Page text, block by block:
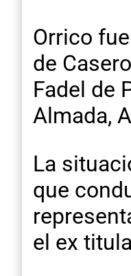
Orrico
de
Fadel de
Almada,
La
que
el ex